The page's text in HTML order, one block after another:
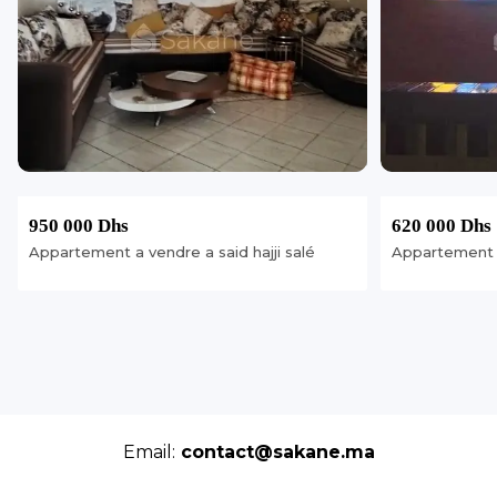
950 000 Dhs
Appartement a vendre a said hajji salé
620 000 Dhs
Appartement
Email: contact@sakane.ma